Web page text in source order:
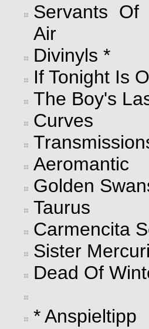
Servants Of
Air
Divinyls *
If Tonight Is
The Boy's
Curves
Aeromantic
Golden
Taurus
Carmencita
Sister
Dead Of
* Anspieltipp